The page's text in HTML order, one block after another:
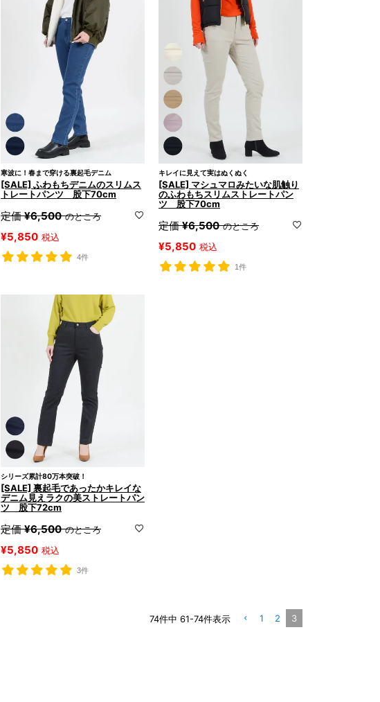
寒波に！春まで穿ける裏起毛デニム
[SALE] ふわもちデニムのスリムス
トレートパンツ 股下70cm
定価 ¥6,500 のところ
¥5,850 税込
4件
キレイに見えて実はぬくぬく
[SALE] マシュマロみたいな肌触り
のふわもちスリムストレートパン
ツ 股下70cm
定価 ¥6,500 のところ
¥5,850 税込
1件
シリーズ累計80万本突破！
[SALE] 裏起毛であったかキレイな
デニム見えラクの美ストレートパン
ツ 股下72cm
定価 ¥6,500 のところ
¥5,850 税込
3件
74件中 61-74件表示 1 2 3